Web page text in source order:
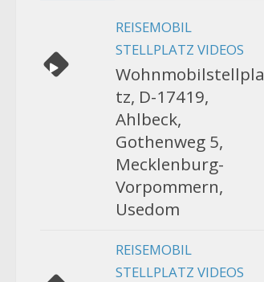
REISEMOBIL
STELLPLATZ VIDEOS
Wohnmobilstellpla
tz, D-17419,
Ahlbeck,
Gothenweg 5,
Mecklenburg-
Vorpommern,
Usedom
REISEMOBIL
STELLPLATZ VIDEOS